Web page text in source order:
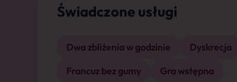
Świadczone usługi
Dwa zbliżenia w godzinie
Dyskrecja
Francuz bez gumy
Gra wstępna